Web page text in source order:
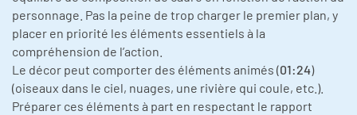
personnage. Pas la peine de trop charger le premier plan, y
placer en priorité les éléments essentiels à la
compréhension de l’action.
Le décor peut comporter des éléments animés (01:24)
(oiseaux dans le ciel, nuages, une rivière qui coule, etc.).
Préparer ces éléments à part en respectant le rapport